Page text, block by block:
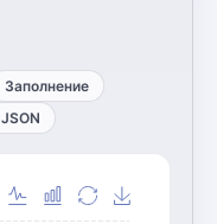
Заполнение
JSON